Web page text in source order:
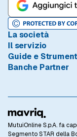
Acquista la
La società
Chi è MutuiOnline.it
Contatta MutuiOnline.it
Opinioni degli Utenti
Linee guida editoriali
Rassegna Stampa
Lavora con Noi
Investor Relations
Il servizio
Come Funziona
Condizioni di Utilizzo
Privacy
Informativa Cookie
Preferenze Cookie
Privacy Banche Partner
Guide e
Guide Mutui
Mutuo 100 prima casa
Calcolo Rata Mutuo
Osservatorio Tassi
Domande Frequenti
Banche Partner
BNL - BNP Paribas
BPER Banca
CheBanca!
MutuiOnline S.p.A. fa
Segmento STAR della